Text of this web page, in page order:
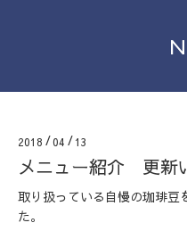
2018 / 04 / 13
メニュー紹介 更新
取り扱っている自慢の珈琲豆
た。